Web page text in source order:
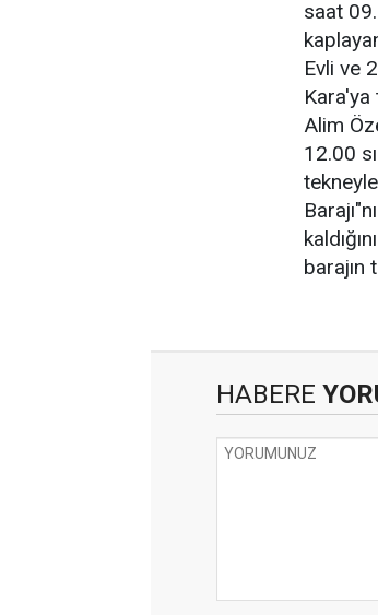
saat
Evli ve
Kara'ya
Alim
12.00
barajın
HABERE